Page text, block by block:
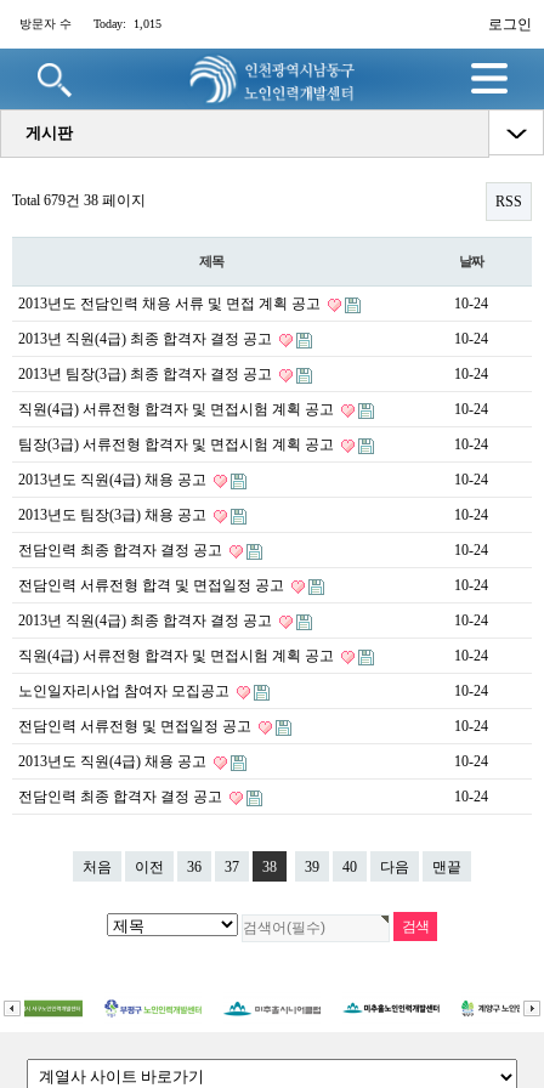
로그인
방문자 수 Today: 1,015
게시판
Total 679건 38 페이지 RSS
제목 날짜
2013년도 전담인력 채용 서류 및 면접 계획 공고 10-24
2013년 직원(4급) 최종 합격자 결정 공고 10-24
2013년 팀장(3급) 최종 합격자 결정 공고 10-24
직원(4급) 서류전형 합격자 및 면접시험 계획 공고 10-24
팀장(3급) 서류전형 합격자 및 면접시험 계획 공고 10-24
2013년도 직원(4급) 채용 공고 10-24
2013년도 팀장(3급) 채용 공고 10-24
전담인력 최종 합격자 결정 공고 10-24
전담인력 서류전형 합격 및 면접일정 공고 10-24
2013년 직원(4급) 최종 합격자 결정 공고 10-24
직원(4급) 서류전형 합격자 및 면접시험 계획 공고 10-24
노인일자리사업 참여자 모집공고 10-24
전담인력 서류전형 및 면접일정 공고 10-24
2013년도 직원(4급) 채용 공고 10-24
전담인력 최종 합격자 결정 공고 10-24
처음 이전 36 37 38 39 40 다음 맨끝